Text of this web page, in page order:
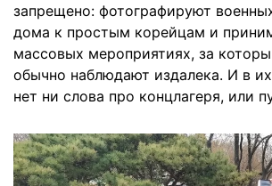
запрещено: фотографируют
дома к простым корейцам и
массовых мероприятиях, за
обычно наблюдают издалека. И в
нет ни слова про концлагеря, или